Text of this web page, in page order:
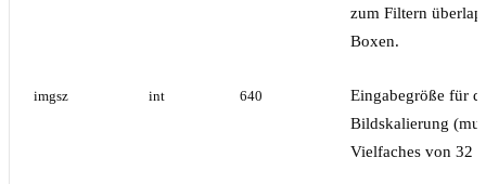
zum Filtern
Boxen.
imgsz int 640
Eingabegröße für
Bildskalierung
Vielfaches von 32